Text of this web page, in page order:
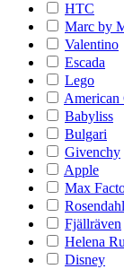
HTC
Marc by
Valentino
Escada
Lego
American
Babyliss
Bulgari
Givenchy
Apple
Max
Rosendahl
Fjällräven
Helena
Disney